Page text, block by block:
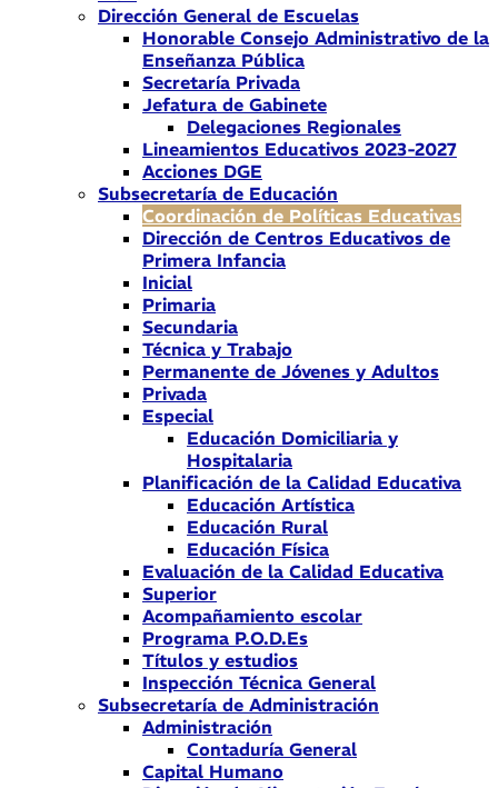
Dirección General de Escuelas
Honorable Consejo Administrativo de la
Enseñanza Pública
Secretaría Privada
Jefatura de Gabinete
Delegaciones Regionales
Lineamientos Educativos 2023-2027
Acciones DGE
Subsecretaría de Educación
Coordinación de Políticas Educativas
Dirección de Centros Educativos de
Primera Infancia
Inicial
Primaria
Secundaria
Técnica y Trabajo
Permanente de Jóvenes y Adultos
Privada
Especial
Educación Domiciliaria y
Hospitalaria
Planificación de la Calidad Educativa
Educación Artística
Educación Rural
Educación Física
Evaluación de la Calidad Educativa
Superior
Acompañamiento escolar
Programa P.O.D.Es
Títulos y estudios
Inspección Técnica General
Subsecretaría de Administración
Administración
Contaduría General
Capital Humano